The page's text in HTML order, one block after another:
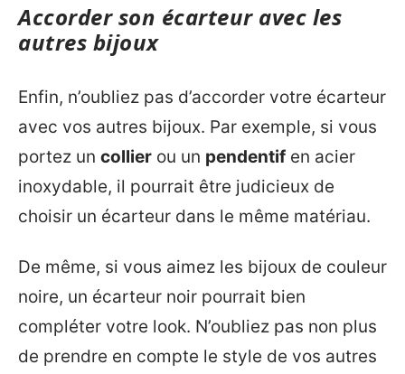
Accorder son écarteur avec les
autres bijoux
Enfin, n’oubliez pas d’accorder votre écarteur
avec vos autres bijoux. Par exemple, si vous
portez un collier ou un pendentif en acier
inoxydable, il pourrait être judicieux de
choisir un écarteur dans le même matériau.
De même, si vous aimez les bijoux de couleur
noire, un écarteur noir pourrait bien
compléter votre look. N’oubliez pas non plus
de prendre en compte le style de vos autres